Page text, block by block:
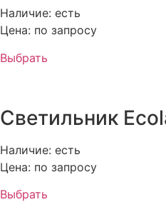
Наличие: есть
Цена: по запросу
Выбрать
Светильник
Наличие: есть
Цена: по запросу
Выбрать